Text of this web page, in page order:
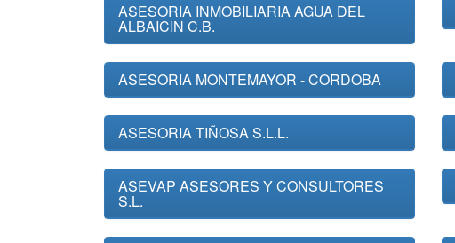
ASESORIA INMOBILIARIA AGUA DEL
ALBAICIN C.B.
ASESORIA MONTEMAYOR - CORDOBA
ASESORIA TIÑOSA S.L.L.
ASEVAP ASESORES Y CONSULTORES
S.L.